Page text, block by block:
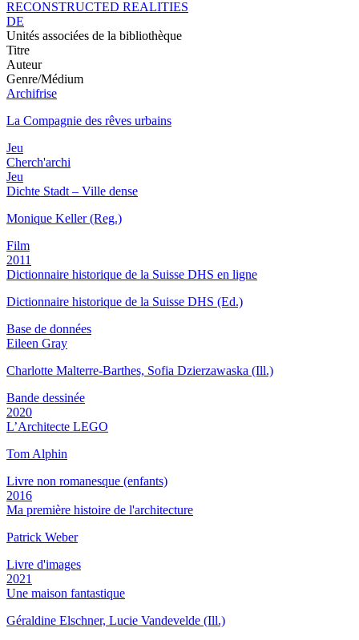
RECONSTRUCTED REALITIES
DE
Unités associées de la bibliothèque
Titre
Auteur
Genre/Médium
Archifrise
La Compagnie des rêves urbains
Jeu
Cherch'archi
Jeu
Dichte Stadt – Ville dense
Monique Keller (Reg.)
Film
2011
Dictionnaire historique de la Suisse DHS en ligne
Dictionnaire historique de la Suisse DHS (Ed.)
Base de données
Eileen Gray
Charlotte Malterre-Barthes, Sofia Dzierzawaska (Ill.)
Bande dessinée
2020
L’Architecte LEGO
Tom Alphin
Livre non romanesque (enfants)
2016
Ma première histoire de l'architecture
Patrick Weber
Livre d'images
2021
Une maison fantastique
Géraldine Elschner, Lucie Vandevelde (Ill.)